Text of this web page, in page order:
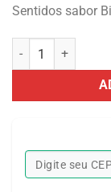
Sentidos sabor
Óleo para